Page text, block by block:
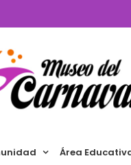
Área